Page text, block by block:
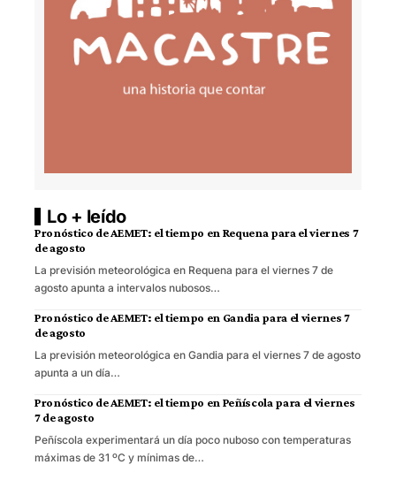
Lo + leído
Pronóstico de AEMET: el tiempo en Requena para el viernes 7
de agosto
La previsión meteorológica en Requena para el viernes 7 de
agosto apunta a intervalos nubosos…
Pronóstico de AEMET: el tiempo en Gandia para el viernes 7
de agosto
La previsión meteorológica en Gandia para el viernes 7 de agosto
apunta a un día…
Pronóstico de AEMET: el tiempo en Peñíscola para el viernes
7 de agosto
Peñíscola experimentará un día poco nuboso con temperaturas
máximas de 31 ºC y mínimas de…